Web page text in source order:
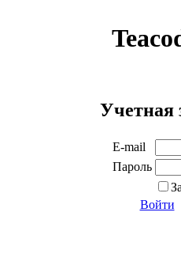
Учетная
E-mail
Пароль
Войти